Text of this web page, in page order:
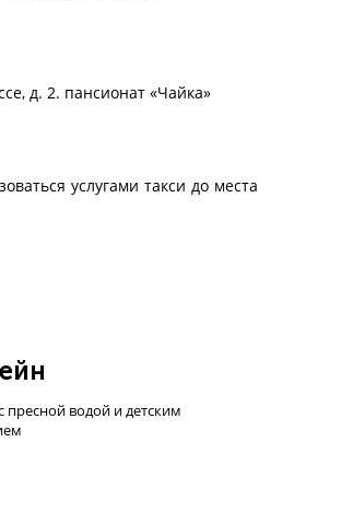
д. 2. пансионат «Чайка»
услугами такси до места
пресной водой и детским